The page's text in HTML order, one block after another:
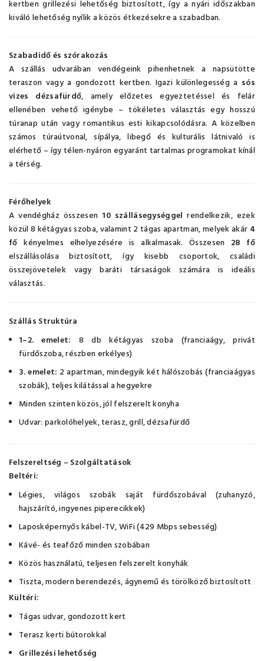
kertben grillezési lehetőség biztosított, így a nyári időszakban
kiváló lehetőség nyílik a közös étkezésekre a szabadban.
Szabadidő és szórakozás
A szállás udvarában vendégeink pihenhetnek a napsütötte
teraszon vagy a gondozott kertben. Igazi különlegesség a sós
vizes dézsafürdő, amely előzetes egyeztetéssel és felár
ellenében vehető igénybe – tökéletes választás egy hosszú
túranap után vagy romantikus esti kikapcsolódásra. A közelben
számos túraútvonal, sípálya, libegő és kulturális látnivaló is
elérhető – így télen-nyáron egyaránt tartalmas programokat kínál
a térség.
Férőhelyek
A vendégház összesen 10 szállásegységgel rendelkezik, ezek
közül 8 kétágyas szoba, valamint 2 tágas apartman, melyek akár 4
fő kényelmes elhelyezésére is alkalmasak. Összesen 28 fő
elszállásolása biztosított, így kisebb csoportok, családi
összejövetelek vagy baráti társaságok számára is ideális
választás.
Szállás Struktúra
1–2. emelet: 8 db kétágyas szoba (franciaágy, privát
fürdőszoba, részben erkélyes)
3. emelet: 2 apartman, mindegyik két hálószobás (franciaágyas
szobák), teljes kilátással a hegyekre
Minden szinten közös, jól felszerelt konyha
Udvar: parkolóhelyek, terasz, grill, dézsafürdő
Felszereltség – Szolgáltatások
Beltéri:
Légies, világos szobák saját fürdőszobával (zuhanyzó,
hajszárító, ingyenes piperecikkek)
Laposképernyős kábel-TV, WiFi (429 Mbps sebesség)
Kávé- és teafőző minden szobában
Közös használatú, teljesen felszerelt konyhák
Tiszta, modern berendezés, ágynemű és törölköző biztosított
Kültéri:
Tágas udvar, gondozott kert
Terasz kerti bútorokkal
Grillezési lehetőség